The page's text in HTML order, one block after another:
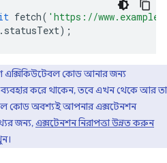
fetch( 'https://
. statusText);
কোড আনার জন্য
ব্যবহার করে থাকেন, তবে এখন থেকে আর তা
কোড অবশ্যই আপনার এক্সটেনশন
জন্য,এক্সটেনশন নিরাপত্তা উন্নত করুন